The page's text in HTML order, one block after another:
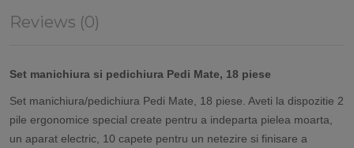
Reviews (0)
Set manichiura si pedichiura Pedi Mate, 18 piese
Set manichiura/pedichiura Pedi Mate, 18 piese. Aveti la dispozitie 2
pile ergonomice special create pentru a indeparta pielea moarta,
un aparat electric, 10 capete pentru un netezire si finisare a